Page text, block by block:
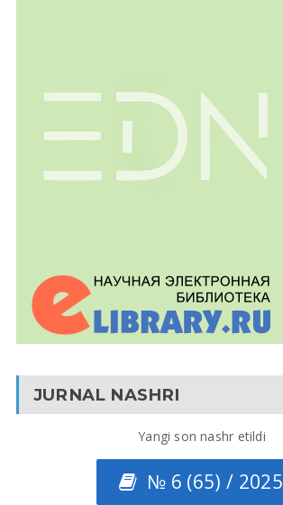
JURNAL NASHRI
Yangi son nashr etildi
№ 6 (65) / 2025